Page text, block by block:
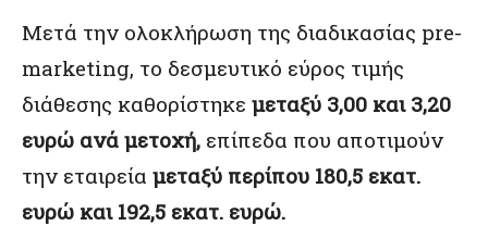
Μετά την ολοκλήρωση της διαδικασίας pre-
marketing, το δεσμευτικό εύρος τιμής
διάθεσης καθορίστηκε μεταξύ 3,00 και 3,20
ευρώ ανά μετοχή, επίπεδα που αποτιμούν
την εταιρεία μεταξύ περίπου 180,5 εκατ.
ευρώ και 192,5 εκατ. ευρώ.